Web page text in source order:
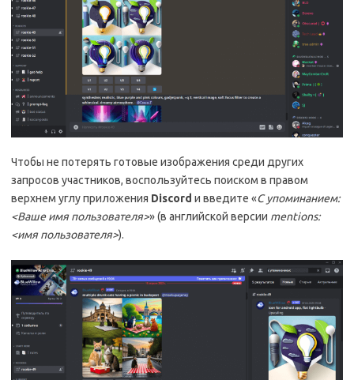
Чтобы не потерять готовые изображения среди других
запросов участников, воспользуйтесь поиском в правом
верхнем углу приложения Discord и введите «С упоминанием:
<Ваше имя пользователя>» (в английской версии mentions:
<имя пользователя>).